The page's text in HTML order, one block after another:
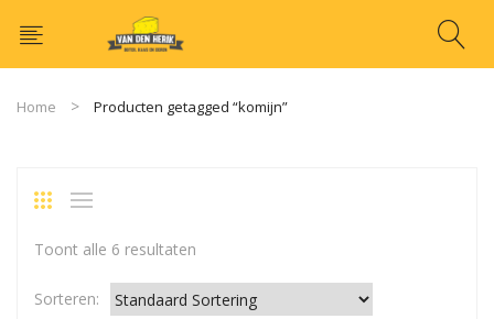
Home Producten getagged “komijn”
Toont alle 6 resultaten
Sorteren: